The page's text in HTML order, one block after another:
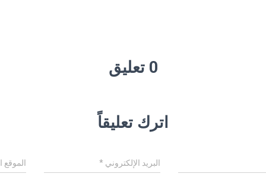
0 تعليق
اترك تعليقاً
البريد الإلكتروني * الموقع